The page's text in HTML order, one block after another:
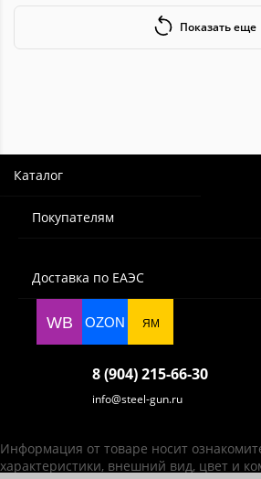
Показать еще
Каталог
Покупателям
Доставка по ЕАЭС
WB OZON ЯМ
8 (904) 215-66-30
info@steel-gun.ru
Информация от товаре носит
характеристики, внешний вид, цвет и